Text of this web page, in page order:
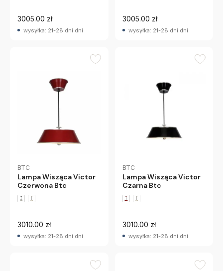
3005.00 zł
wysyłka: 21-28 dni dni
3005.00 zł
wysyłka: 21-28 dni dni
BTC
Lampa Wisząca Victor
Czerwona Btc
3010.00 zł
wysyłka: 21-28 dni dni
BTC
Lampa Wisząca Victor
Czarna Btc
3010.00 zł
wysyłka: 21-28 dni dni